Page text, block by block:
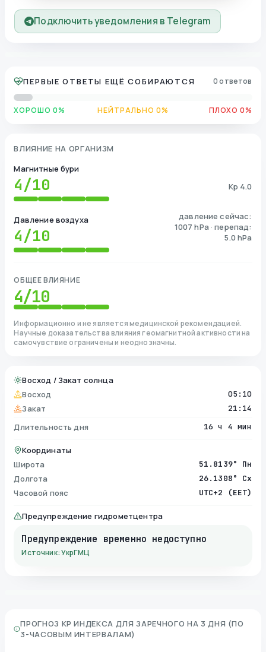
Подключить уведомления в Telegram
ПЕРВЫЕ ОТВЕТЫ ЕЩЁ СОБИРАЮТСЯ 0 ответов
ХОРОШО 0% НЕЙТРАЛЬНО 0% ПЛОХО 0%
ВЛИЯНИЕ НА ОРГАНИЗМ
Магнитные бури
4/10 Kp 4.0
Давление воздуха
4/10
давление сейчас:
1007 hPa · перепад:
5.0 hPa
ОБЩЕЕ ВЛИЯНИЕ
4/10
Информационно и не является медицинской рекомендацией.
Научные доказательства влияния геомагнитной активности на
самочувствие ограничены и неоднозначны.
Восход / Закат солнца
Восход
05:10
Закат 21:14
Длительность дня 16 ч 4 мин
Координаты
Широта
51.8139° Пн
Долгота 26.1308° Сх
Часовой пояс UTC+2 (EET)
Предупреждение гидрометцентра
Предупреждение временно недоступно
Источник: УкрГМЦ
ПРОГНОЗ KP ИНДЕКСА ДЛЯ ЗАРЕЧНОГО НА 3 ДНЯ (ПО
3-ЧАСОВЫМ ИНТЕРВАЛАМ)